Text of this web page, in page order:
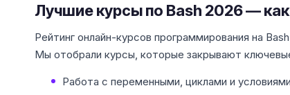
Лучшие курсы по Bash 2026 —
Рейтинг онлайн-курсов программирования на
Мы отобрали курсы, которые закрывают
Работа с переменными, циклами и